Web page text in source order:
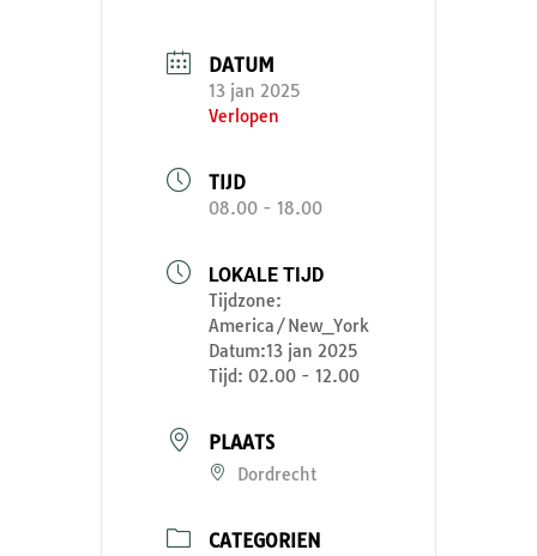
DATUM
13 jan 2025
Verlopen
TIJD
08.00 - 18.00
LOKALE TIJD
Tijdzone:
America/New_York
Datum:13 jan 2025
Tijd: 02.00 - 12.00
PLAATS
Dordrecht
CATEGORIEN